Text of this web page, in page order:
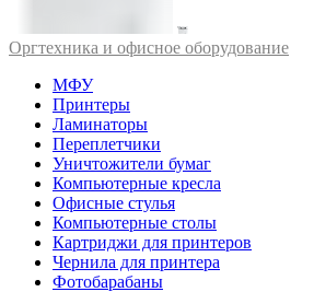
Оргтехника и офисное оборудование
МФУ
Принтеры
Ламинаторы
Переплетчики
Уничтожители бумаг
Компьютерные кресла
Офисные стулья
Компьютерные столы
Картриджи для принтеров
Чернила для принтера
Фотобарабаны